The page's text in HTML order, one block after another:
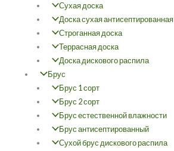
Сухая доска
Доска сухая антисептированная
Строганная доска
Террасная доска
Доска дискового распила
Брус
Брус 1 сорт
Брус 2 сорт
Брус естественной влажности
Брус антисептированный
Сухой брус дискового распила